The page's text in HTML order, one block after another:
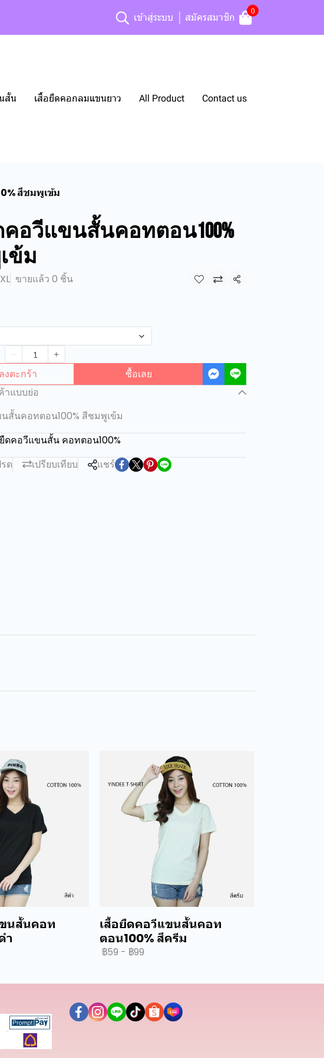
เข้าสู่ระบบ สมัครสมาชิก
0
สั้น เสื้อยืดคอกลมแขนยาว All Product Contact us
สีชมพูเข้ม
คอวีแขนสั้นคอทตอน100%
ข้ม
XL ขายแล้ว 0 ชิ้น แชร์
งตะกร้า ซื้อเลย
าแบบย่อ
สั้นคอทตอน100% สีชมพูเข้ม
ดคอวีแขนสั้น คอทตอน100%
ด
เปรียบเทียบ แชร์
นสั้นคอท
ำ
เสื้อยืดคอวีแขนสั้นคอท
ตอน100% สีครีม
฿59 - ฿99